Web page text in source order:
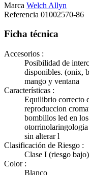
Marca Welch Allyn
Referencia 01002570-86
Ficha técnica
Accesorios :
Posibilidad de
disponibles. (onix,
mango y ventana
Características :
Equilibrio correcto
reproduccion
bombillos led en
sin alterar l
Clasificación de Riesgo :
Clase I (riesgo bajo)
Color :
Blanco